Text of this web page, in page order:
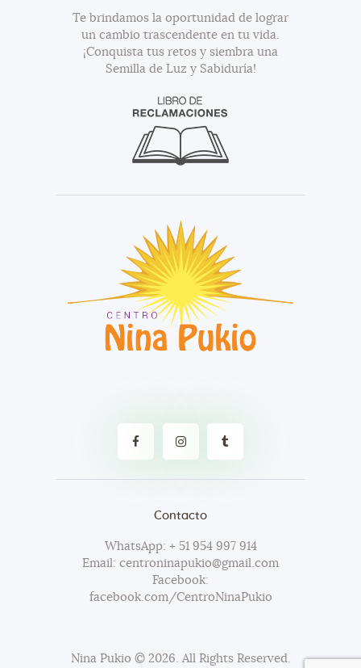
Te brindamos la oportunidad de lograr
un cambio trascendente en tu vida.
¡Conquista tus retos y siembra una
Semilla de Luz y Sabiduría!
Contacto
WhatsApp: + 51 954 997 914
Email: centroninapukio@gmail.com
Facebook:
facebook.com/CentroNinaPukio
Nina Pukio © 2026. All Rights Reserved.